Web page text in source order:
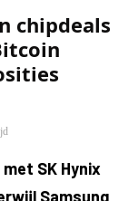
chipdeals
SK Hynix
Samsung